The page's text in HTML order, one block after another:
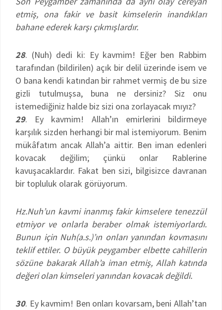
etmiş, ona fakir ve basit kimselerin inandıkları
bahane ederek karşı çıkmışlardır.
28. (Nuh) dedi ki: Ey kavmim! Eğer ben Rabbim
tarafından (bildirilen) açık bir delil üzerinde isem ve
O bana kendi katından bir rahmet vermiş de bu size
gizli tutulmuşsa, buna ne dersiniz? Siz onu
istemediğiniz halde biz sizi ona zorlayacak mıyız?
29. Ey kavmim! Allah’ın emirlerini bildirmeye
karşılık sizden herhangi bir mal istemiyorum. Benim
mükâfatım ancak Allah’a aittir. Ben iman edenleri
kovacak değilim; çünkü onlar Rablerine
kavuşacaklardır. Fakat ben sizi, bilgisizce davranan
bir topluluk olarak görüyorum.
Hz.Nuh’un kavmi inanmış fakir kimselere tenezzül
etmiyor ve onlarla beraber olmak istemiyorlardı.
Bunun için Nuh(a.s.)’ın onları yanından kovmasını
teklif ettiler. O büyük peygamber elbette cahillerin
sözüne bakarak Allah’a iman etmiş, Allah katında
değeri olan kimseleri yanından kovacak değildi.
30. Ey kavmim! Ben onları kovarsam, beni Allah’tan